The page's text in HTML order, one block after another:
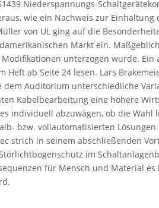
Niederspannungs-
wie ein Nachweis zur
von UL ging auf die
Markt ein.
unterzogen wurde.
Heft ab Seite 24 lesen. Lars
dem Auditorium unterschiedliche
Kabelbearbeitung eine höhere
individuell abzuwägen, ob die Wahl
bzw. vollautomatisierten
strich in seinem abschließenden
im
für Mensch und Material